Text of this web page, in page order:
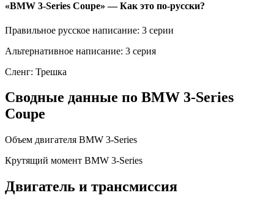
«BMW 3-Series Coupe» — Как это по-русски?
Правильное русское написание: 3 серии
Альтернативное написание: 3 серия
Сленг: Трешка
Сводные данные по BMW 3-Series
Coupe
Объем двигателя BMW 3-Series
Крутящий момент BMW 3-Series
Двигатель и трансмиссия